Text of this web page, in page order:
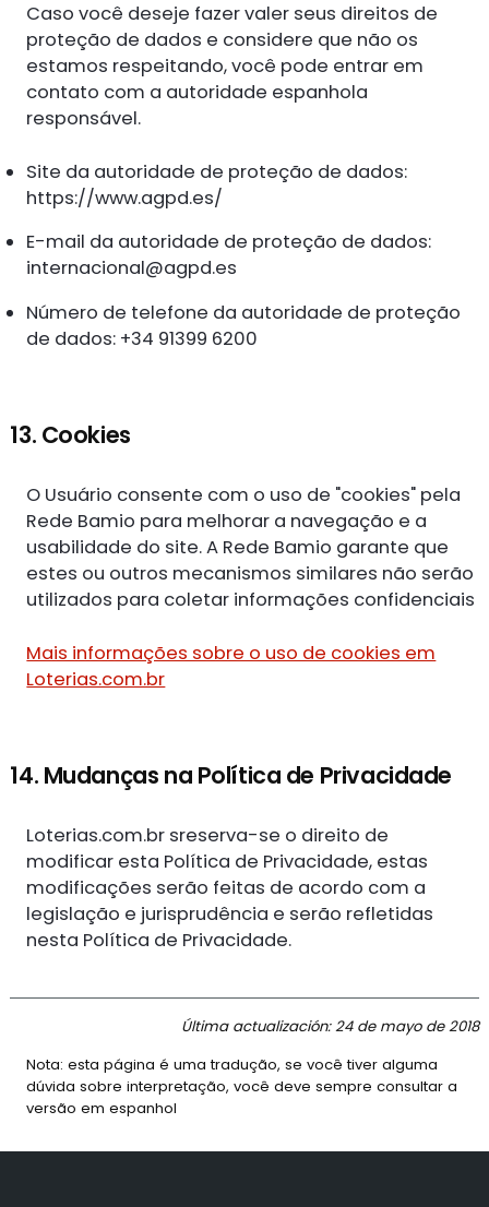
Caso você deseje fazer valer seus direitos de
proteção de dados e considere que não os
estamos respeitando, você pode entrar em
contato com a autoridade espanhola
responsável.
Site da autoridade de proteção de dados:
https://www.agpd.es/
E-mail da autoridade de proteção de dados:
internacional@agpd.es
Número de telefone da autoridade de proteção
de dados: +34 91399 6200
13. Cookies
O Usuário consente com o uso de "cookies" pela
Rede Bamio para melhorar a navegação e a
usabilidade do site. A Rede Bamio garante que
estes ou outros mecanismos similares não serão
utilizados para coletar informações confidenciais
Mais informações sobre o uso de cookies em
Loterias.com.br
14. Mudanças na Política de Privacidade
Loterias.com.br sreserva-se o direito de
modificar esta Política de Privacidade, estas
modificações serão feitas de acordo com a
legislação e jurisprudência e serão refletidas
nesta Política de Privacidade.
Última actualización: 24 de mayo de 2018
Nota: esta página é uma tradução, se você tiver alguma
dúvida sobre interpretação, você deve sempre consultar a
versão em espanhol